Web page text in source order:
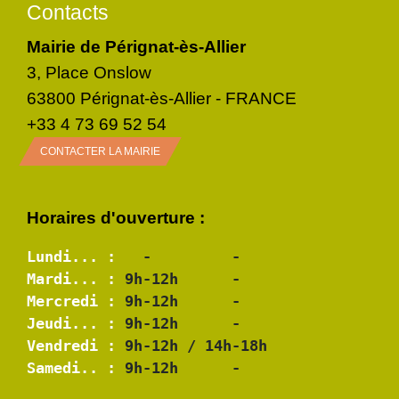
Contacts
Mairie de Pérignat-ès-Allier
3, Place Onslow
63800 Pérignat-ès-Allier - FRANCE
+33 4 73 69 52 54
CONTACTER LA MAIRIE
Horaires d'ouverture :
Lundi... :
Mardi... :
Mercredi :
Jeudi... :
Vendredi :
Samedi.. :
9h-12h      -